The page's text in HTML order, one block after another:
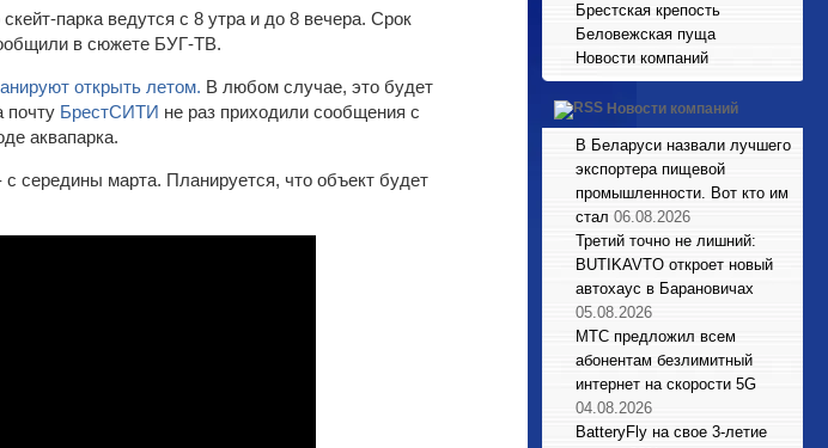
парка ведутся с 8 утра и до 8 вечера. Срок
в сюжете БУГ-ТВ.
открыть летом. В любом случае, это будет
почту БрестСИТИ не раз приходили сообщения с
аквапарка.
середины марта. Планируется, что объект будет
Брестская крепость
Беловежская пуща
Новости компаний
Новости компаний
В Беларуси назвали лучшего
экспортера пищевой
промышленности. Вот кто им
стал 06.08.2026
Третий точно не лишний:
BUTIKAVTO откроет новый
автохаус в Барановичах
05.08.2026
МТС предложил всем
абонентам безлимитный
интернет на скорости 5G
04.08.2026
BatteryFly на свое 3-летие